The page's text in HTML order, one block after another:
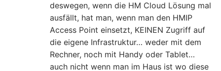
deswegen, wenn die HM Cloud Lösung mal
ausfällt, hat man, wenn man den HMIP
Access Point einsetzt, KEINEN Zugriff auf
die eigene Infrastruktur… weder mit dem
Rechner, noch mit Handy oder Tablet…
auch nicht wenn man im Haus ist wo diese